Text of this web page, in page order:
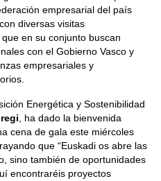
empresarial del país
diversas visitas
en su conjunto buscan
con el Gobierno Vasco y
empresariales y
Energética y Sostenibilidad
, ha dado la bienvenida
cena de gala este miércoles
que “Euskadi os abre las
sino también de oportunidades
encontraréis proyectos